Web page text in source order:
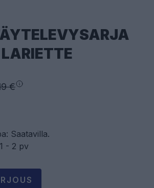
€
Saatavilla.
- 2 pv